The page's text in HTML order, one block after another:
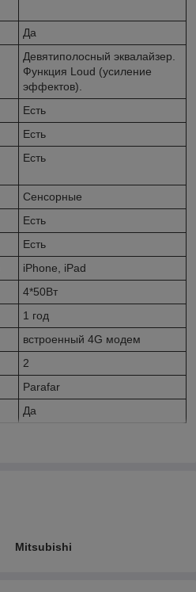
Да
Девятиполосный эквалайзер.
Функция Loud (усиление
эффектов).
Есть
Есть
Есть
Сенсорные
Есть
Есть
iPhone, iPad
4*50Вт
1 год
встроенный 4G модем
2
Parafar
Да
Mitsubishi